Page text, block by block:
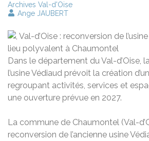
Archives Val-d'Oise
Ange JAUBERT
Dans le département du Val-d’Oise,
l’usine Védiaud prévoit la création
regroupant activités, services et
une ouverture prévue en 2027.
La commune de Chaumontel (Val-
reconversion de l’ancienne usine